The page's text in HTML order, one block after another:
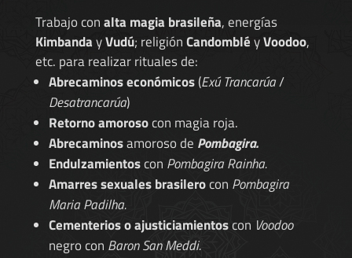
Trabajo conalta magia brasileña, energías
KimbandayVudú; religiónCandombléyVoodoo,
etc. para realizar rituales de:
Abrecaminos económicos(Exú Trancarúa/
Desatrancarúa)
Retorno amorosocon magia roja.
Abrecaminosamoroso de Pombagira.
Endulzamientoscon Pombagira Rainha.
Amarres sexuales brasilerocon Pombagira
Maria Padilha.
Cementerios o ajusticiamientoscon Voodoo
negro con Baron San Meddi.